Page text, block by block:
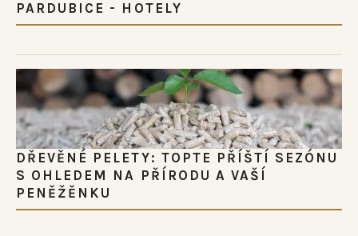
PARDUBICE - HOTELY
DŘEVĚNÉ PELETY: TOPTE PŘÍŠTÍ SEZÓNU
S OHLEDEM NA PŘÍRODU A VAŠÍ
PENĚŽĚNKU